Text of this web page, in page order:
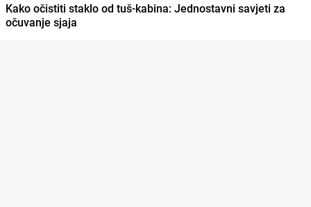
Kako očistiti staklo od tuš-kabina: Jednostavni savjeti za
očuvanje sjaja